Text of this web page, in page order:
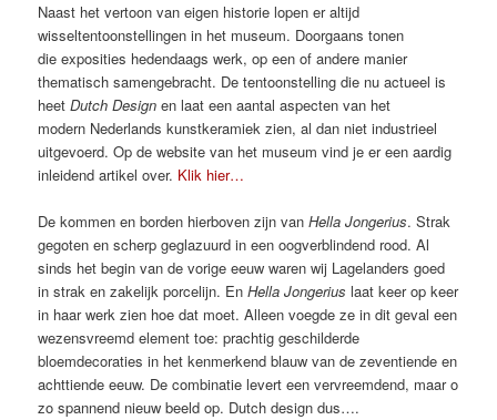
Naast het vertoon van eigen historie lopen er altijd
wisseltentoonstellingen in het museum. Doorgaans tonen
die exposities hedendaags werk, op een of andere manier
thematisch samengebracht. De tentoonstelling die nu actueel is
heetDutch Design en laat een aantal aspecten van het
modern Nederlands kunstkeramiek zien, al dan niet industrieel
uitgevoerd. Op de website van het museum vind je er een aardig
inleidend artikel over. Klik hier…
De kommen en borden hierboven zijn vanHella Jongerius. Strak
gegoten en scherp geglazuurd in een oogverblindend rood. Al
sinds het begin van de vorige eeuw waren wij Lagelanders goed
in strak en zakelijk porcelijn. EnHella Jongerius laat keer op keer
in haar werk zien hoe dat moet. Alleen voegde ze in dit geval een
wezensvreemd element toe: prachtig geschilderde
bloemdecoraties in het kenmerkend blauw van de zeventiende en
achttiende eeuw. De combinatie levert een vervreemdend, maar o
zo spannend nieuw beeld op. Dutch design dus….